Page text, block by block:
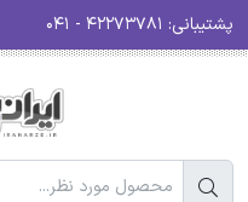
پشتیبانی: